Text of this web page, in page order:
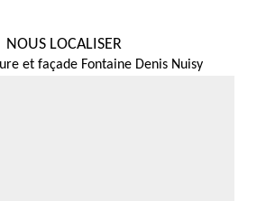
NOUS LOCALISER
et façade Fontaine Denis Nuisy